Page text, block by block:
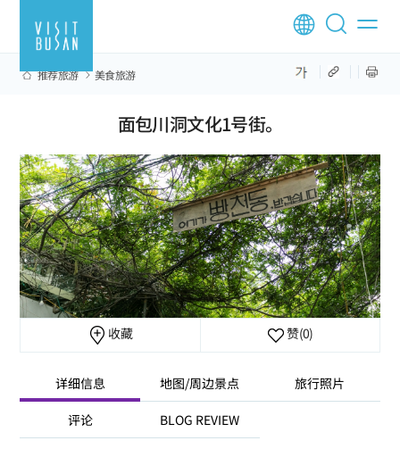
推荐旅游 美食旅游
面包川洞文化1号街。
收藏 赞(0)
详细信息 地图/周边景点 旅行照片
评论 BLOG REVIEW